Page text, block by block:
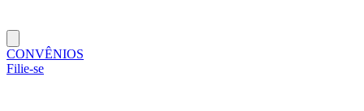
CONVÊNIOS
Filie-se